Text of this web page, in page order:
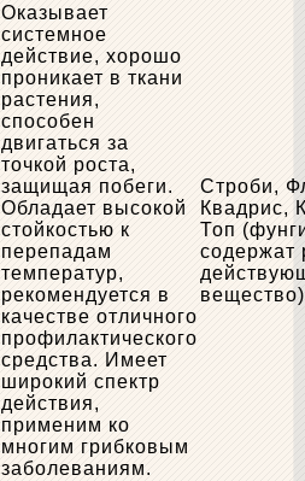
Оказывает
системное
действие, хорошо
проникает в ткани
растения,
способен
двигаться за
точкой роста,
защищая побеги.
Обладает высокой
стойкостью к
перепадам
температур,
рекомендуется в
качестве отличного
профилактического
средства. Имеет
широкий спектр
действия,
применим ко
многим грибковым
заболеваниям.
Строби,
Квадрис,
Топ
содержат
вещество)